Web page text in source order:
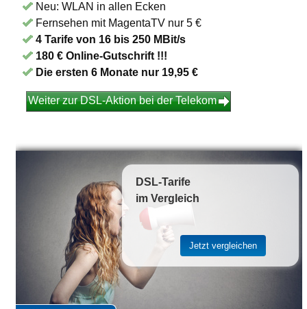
Neu: WLAN in allen Ecken
Fernsehen mit MagentaTV nur 5 €
4 Tarife von 16 bis 250 MBit/s
180 € Online-Gutschrift !!!
Die ersten 6 Monate nur 19,95 €
Weiter zur DSL-Aktion bei der Telekom
DSL-Tarife
im Vergleich